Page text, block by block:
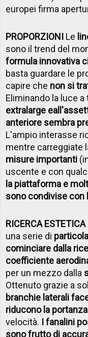
europei firma
PROPORZIONI Le
sono il trend del
formula innovativa
basta guardare le
capire che non si
Eliminando la luce a
extralarge e
anteriore sembra
L'ampio interasse
mentre carreggiate
misure importanti
uscente e con
la piattaforma e
sono condivise con
RICERCA ESTETICA
una serie di
cominciare dalla
coefficiente
per un mezzo dalla
Ottenuto grazie a
branchie laterali
riducono la
velocità. I fanalini
sono frutto di